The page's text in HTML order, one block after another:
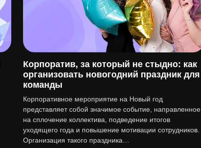
Корпоратив, за который не стыдно: как
организовать новогодний праздник для
команды
Корпоративное мероприятие на Новый год
представляет собой значимое событие, направленное
на сплочение коллектива, подведение итогов
уходящего года и повышение мотивации сотрудников.
Организация такого праздника…